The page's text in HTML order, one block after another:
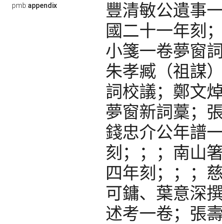
pmb:appendix
豐清敏公遺事
國二十一年刻
小箋一卷夢窗
朱孝臧（祖謀
詞校議；鄭文
夢窗新詞藳；
錢忠介公年譜
刻；；；南山
四年刻；；；
可鏞、葉意深
述考一卷；張